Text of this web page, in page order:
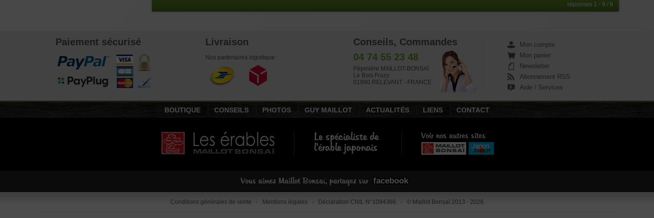
réponses 1 - 9 / 9
Paiement sécurisé Livraison
Nos partenaires logistique :
Conseils, Commandes
04 74 55 23 48
Pépinière MAILLOT-BONSAÏ
Le Bois Frazy
01990 RELEVANT - FRANCE
Mon compte
Mon panier
Newsletter
Abonnement RSS
Aide / Services
BOUTIQUE CONSEILS PHOTOS GUY MAILLOT ACTUALITÉS LIENS CONTACT
Le spécialiste de
l'érable japonais
Voir nos autres sites
Vous aimez Maillot Bonsaï, partagez sur facebook
Conditions générales de vente - Mentions légales - Déclaration CNIL N°1094366 - © Maillot Bonsaï 2013 - 2026